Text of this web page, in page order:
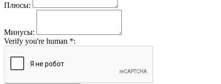
Плюсы:
Минусы:
Verify you're human *: